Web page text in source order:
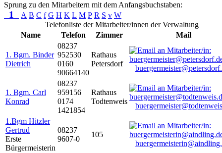
Sprung zu den Mitarbeitern mit dem Anfangsbuchstaben:
1 A B C f G H K L M P R S v W
Telefonliste der Mitarbeiter/innen der Verwaltung
Name
Telefon Zimmer Mail
1. Bgm. Binder
Dietrich
08237
952530
0160
90664140
Rathaus
Petersdorf
1. Bgm. Carl
Konrad
08237
959156
0174
1421854
Rathaus
Todtenweis
1.Bgm Hitzler
Gertrud
Erste
Bürgermeisterin
08237
9607-0
105